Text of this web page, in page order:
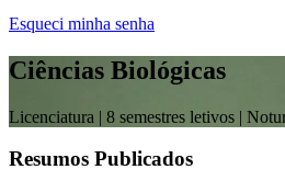
Esqueci minha senha
Ciências Biológicas
Licenciatura | 8 semestres letivos |
Resumos Publicados